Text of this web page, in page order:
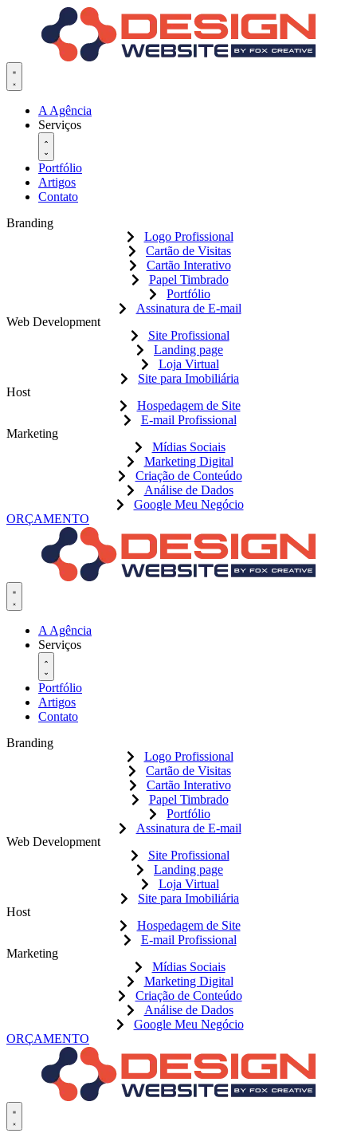
A Agência
Serviços
Portfólio
Artigos
Contato
Branding
Logo Profissional
Cartão de Visitas
Cartão Interativo
Papel Timbrado
Portfólio
Assinatura de E-mail
Web Development
Site Profissional
Landing page
Loja Virtual
Site para Imobiliária
Host
Hospedagem de Site
E-mail Profissional
Marketing
Mídias Sociais
Marketing Digital
Criação de Conteúdo
Análise de Dados
Google Meu Negócio
ORÇAMENTO
A Agência
Serviços
Portfólio
Artigos
Contato
Branding
Logo Profissional
Cartão de Visitas
Cartão Interativo
Papel Timbrado
Portfólio
Assinatura de E-mail
Web Development
Site Profissional
Landing page
Loja Virtual
Site para Imobiliária
Host
Hospedagem de Site
E-mail Profissional
Marketing
Mídias Sociais
Marketing Digital
Criação de Conteúdo
Análise de Dados
Google Meu Negócio
ORÇAMENTO